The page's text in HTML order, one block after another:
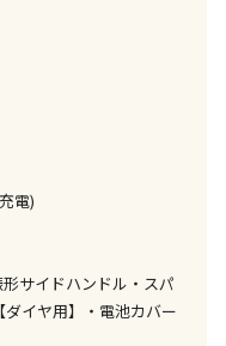
み」マークの商品のみ
づき出荷手続きを行う
なります。
電)
サイドハンドル・スパ
イヤ用】・電池カバー